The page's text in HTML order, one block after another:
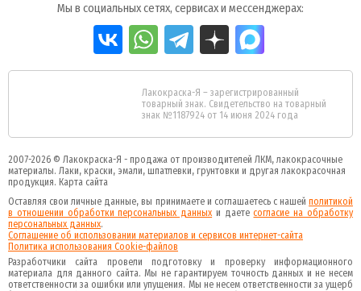
Мы в социальных сетях, сервисах и мессенджерах:
Лакокраска-Я – зарегистрированный
товарный знак. Свидетельство на товарный
знак №1187924 от 14 июня 2024 года
2007-2026 © Лакокраска-Я - продажа от производителей ЛКМ, лакокрасочные
материалы. Лаки, краски, эмали, шпатлевки, грунтовки и другая лакокрасочная
продукция. Карта сайта
Оставляя свои личные данные, вы принимаете и соглашаетесь с нашей политикой
в отношении обработки персональных данных и даетеcогласие на обработку
персональных данных.
Соглашение об использовании материалов и сервисов интернет-сайта
Политика использования Cookie-файлов
Разработчики сайта провели подготовку и проверку информационного
материала для данного сайта. Мы не гарантируем точность данных и не несем
ответственности за ошибки или упущения. Мы не несем ответственности за ущерб